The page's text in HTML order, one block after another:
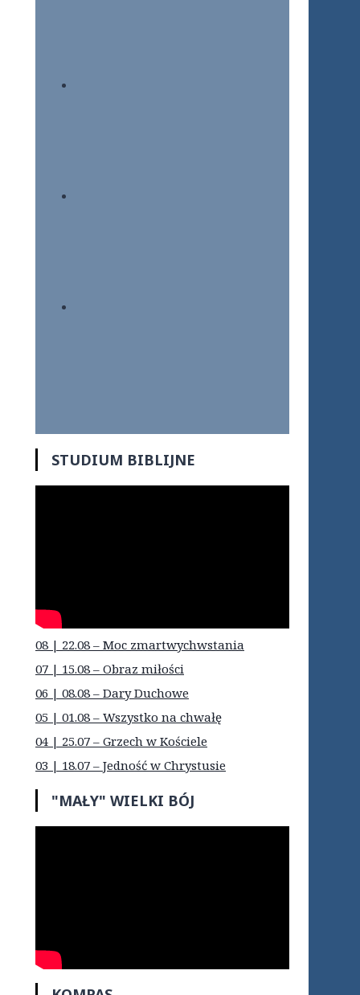
STUDIUM BIBLIJNE
08 | 22.08 – Moc zmartwychwstania
07 | 15.08 – Obraz miłości
06 | 08.08 – Dary Duchowe
05 | 01.08 – Wszystko na chwałę
04 | 25.07 – Grzech w Kościele
03 | 18.07 – Jedność w Chrystusie
"MAŁY" WIELKI BÓJ